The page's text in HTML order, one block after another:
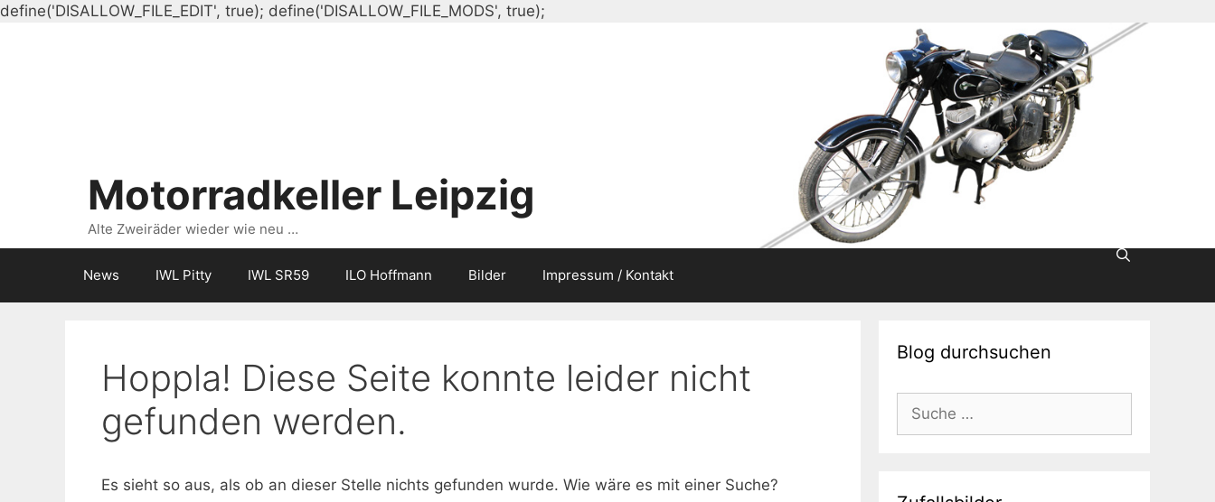
define('DISALLOW_FILE_EDIT', true); define('DISALLOW_FILE_MODS', true);
Motorradkeller Leipzig
Alte Zweiräder wieder wie neu …
News IWL Pitty IWL SR59 ILO Hoffmann Bilder Impressum / Kontakt
Hoppla! Diese Seite konnte leider nicht
gefunden werden.
Es sieht so aus, als ob an dieser Stelle nichts gefunden wurde. Wie wäre es mit einer Suche?
Blog durchsuchen
Suche
nach: